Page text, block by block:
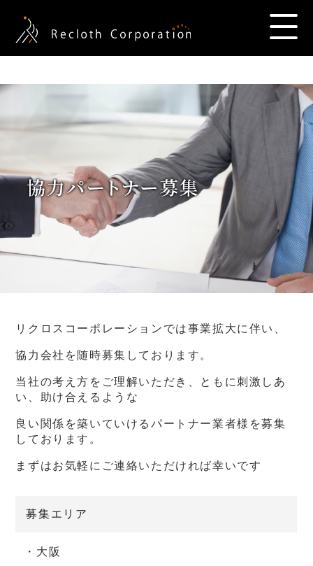
リクロスコーポレーションでは事業拡大に伴い、
協力会社を随時募集しております。
当社の考え方をご理解いただき、ともに刺激しあ
い、助け合えるような
良い関係を築いていけるパートナー業者様を募集
しております。
まずはお気軽にご連絡いただければ幸いです
募集エリア
・大阪